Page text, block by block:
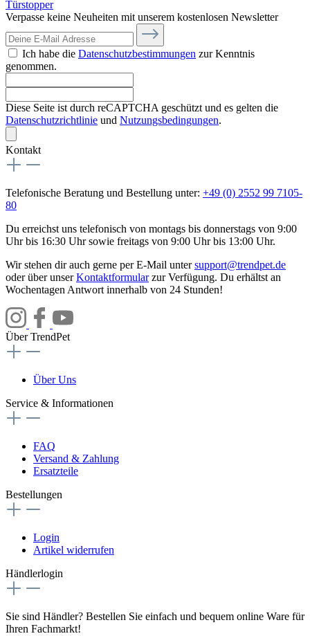
Türstopper
Verpasse keine Neuheiten mit unserem kostenlosen Newsletter
Ich habe die Datenschutzbestimmungen zur Kenntnis
genommen.
Diese Seite ist durch reCAPTCHA geschützt und es gelten die
Datenschutzrichtlinie und Nutzungsbedingungen.
Kontakt
Telefonische Beratung und Bestellung unter: +49 (0) 2552 99 7105-
80
Du erreichst uns telefonisch von montags bis donnerstags von 9:00
Uhr bis 16:30 Uhr sowie freitags von 9:00 Uhr bis 13:00 Uhr.
Wir stehen dir auch gerne per E-Mail untersupport@trendpet.de
oder über unserKontaktformularzur Verfügung. Du erhältst an
Wochentagen Antwort innerhalb von 24 Stunden!
Über TrendPet
Über Uns
Service & Informationen
FAQ
Versand & Zahlung
Ersatzteile
Bestellungen
Login
Artikel widerrufen
Händlerlogin
Sie sind Händler? Bestellen Sie einfach und bequem online Ware für
Ihren Fachmarkt!